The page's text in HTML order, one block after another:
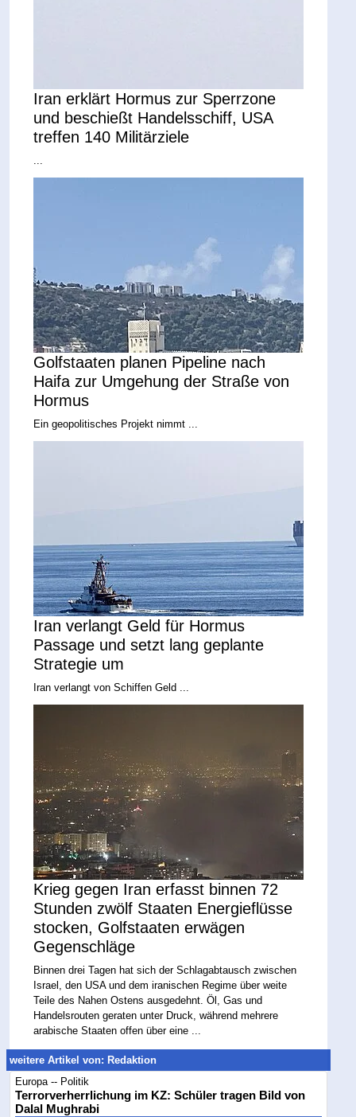
Iran erklärt Hormus zur Sperrzone
und beschießt Handelsschiff, USA
treffen 140 Militärziele
Golfstaaten planen Pipeline nach
Haifa zur Umgehung der Straße von
Hormus
Ein geopolitisches Projekt nimmt ...
Iran verlangt Geld für Hormus
Passage und setzt lang geplante
Strategie um
Iran verlangt von Schiffen Geld ...
Krieg gegen Iran erfasst binnen 72
Stunden zwölf Staaten Energieflüsse
stocken, Golfstaaten erwägen
Gegenschläge
Binnen drei Tagen hat sich der Schlagabtausch zwischen
Israel, den USA und dem iranischen Regime über weite
Teile des Nahen Ostens ausgedehnt. Öl, Gas und
Handelsrouten geraten unter Druck, während mehrere
arabische Staaten offen über eine ...
weitere Artikel von: Redaktion
Europa -- Politik
Terrorverherrlichung im KZ: Schüler tragen Bild von
Dalal Mughrabi